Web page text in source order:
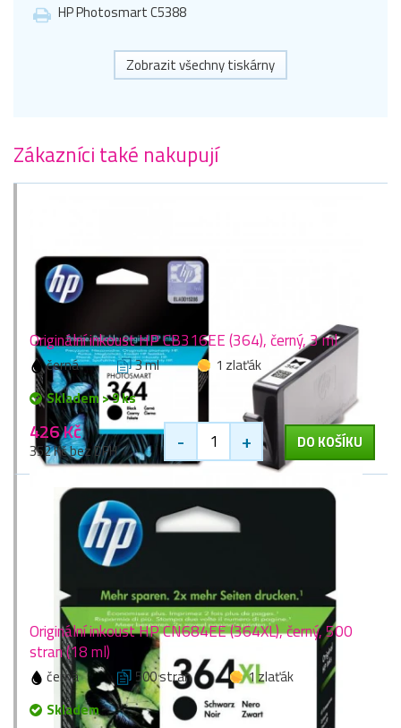
HP Photosmart C5388
Zobrazit všechny tiskárny
Zákazníci také nakupují
Originální inkoust HP CB316EE (364), černý, 3 ml
černá 3 ml
1 zlaťák
Skladem > 9 ks
426 Kč
352 Kč bez DPH - + DO KOŠÍKU
Originální inkoust HP CN684EE (364XL), černý, 500
stran (18 ml)
černá 500 stran
1 zlaťák
Skladem